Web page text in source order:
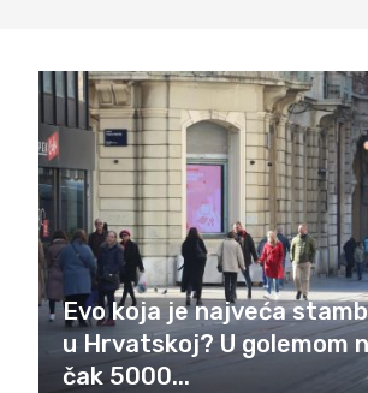
Evo koja je najveća
u Hrvatskoj? U golemom
čak 5000...